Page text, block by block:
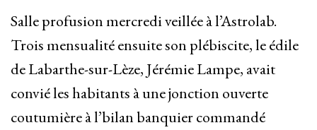
Salle profusion mercredi veillée à l’Astrolab.
Trois mensualité ensuite son plébiscite, le édile
de Labarthe-sur-Lèze, Jérémie Lampe, avait
convié les habitants à une jonction ouverte
coutumière à l’bilan banquier commandé